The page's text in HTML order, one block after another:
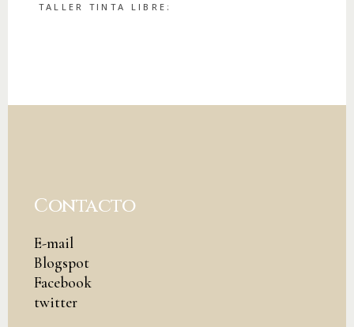
TALLER TINTA LIBRE:
Contacto
E-mail
Blogspot
Facebook
twitter